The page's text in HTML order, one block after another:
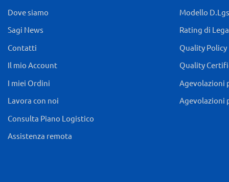
Dove siamo
Sagi News
Contatti
Il mio Account
I miei Ordini
Lavora con noi
Consulta Piano Logistico
Assistenza remota
Modello
Rating di
Quality Policy
Quality
Agevolazioni
Agevolazioni